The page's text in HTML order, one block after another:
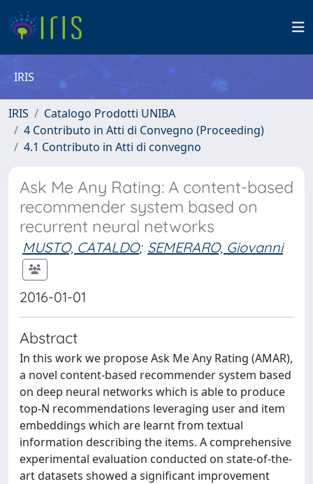
IRIS
IRIS
Catalogo Prodotti UNIBA
4 Contributo in Atti di Convegno (Proceeding)
4.1 Contributo in Atti di convegno
Ask Me Any Rating: A content-based
recommender system based on
recurrent neural networks
MUSTO, CATALDO; SEMERARO, Giovanni
2016-01-01
Abstract
In this work we propose Ask Me Any Rating (AMAR),
a novel content-based recommender system based
on deep neural networks which is able to produce
top-N recommendations leveraging user and item
embeddings which are learnt from textual
information describing the items. A comprehensive
experimental evaluation conducted on state-of-the-
art datasets showed a significant improvement